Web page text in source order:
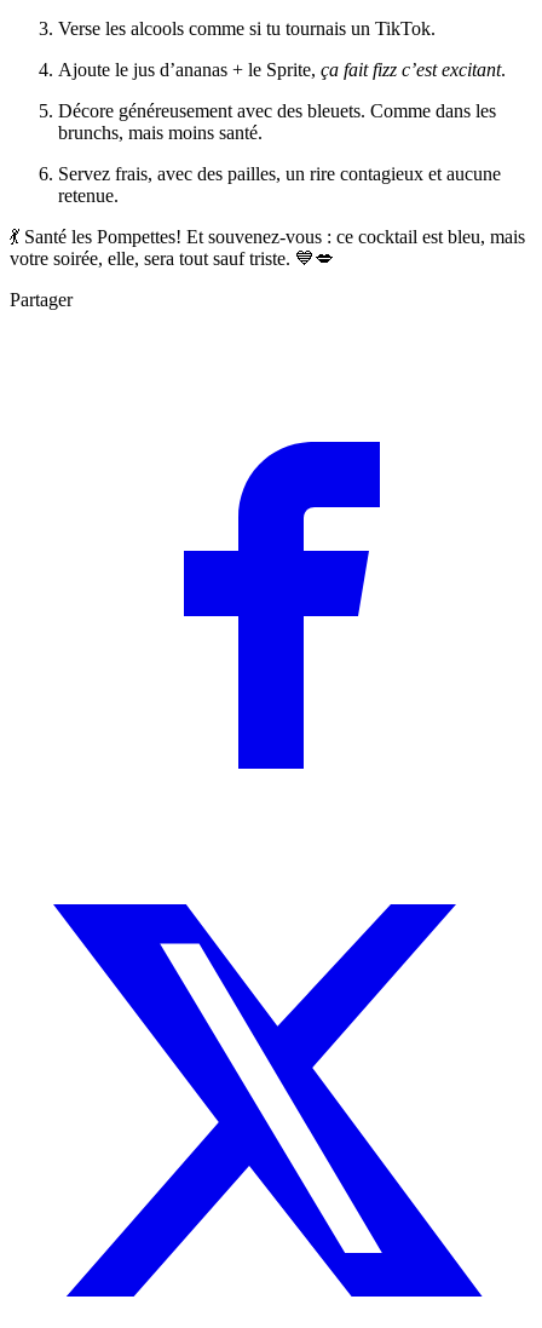
Verse les alcools comme si tu tournais un TikTok.
Ajoute le jus d’ananas + le Sprite, ça fait fizz c’est excitant.
Décore généreusement avec des bleuets. Comme dans les
brunchs, mais moins santé.
Servez frais, avec des pailles, un rire contagieux et aucune
retenue.
💃 Santé les Pompettes! Et souvenez-vous : ce cocktail est bleu, mais
votre soirée, elle, sera tout sauf triste. 💙💋
Partager